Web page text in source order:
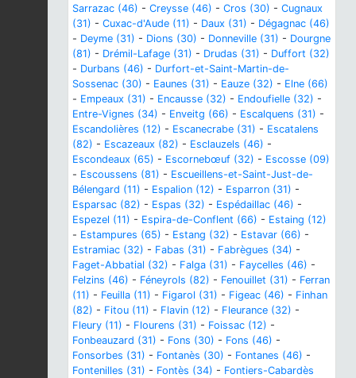
Sarrazac (46) - Creysse (46) - Cros (30) - Cugnaux
(31) - Cuxac-d'Aude (11) - Daux (31) - Dégagnac (46)
- Deyme (31) - Dions (30) - Donneville (31) - Dourgne
(81) - Drémil-Lafage (31) - Drudas (31) - Duffort (32)
- Durbans (46) - Durfort-et-Saint-Martin-de-
Sossenac (30) - Eaunes (31) - Eauze (32) - Elne (66)
- Empeaux (31) - Encausse (32) - Endoufielle (32) -
Entre-Vignes (34) - Enveitg (66) - Escalquens (31) -
Escandolières (12) - Escanecrabe (31) - Escatalens
(82) - Escazeaux (82) - Esclauzels (46) -
Escondeaux (65) - Escornebœuf (32) - Escosse (09)
- Escoussens (81) - Escueillens-et-Saint-Just-de-
Bélengard (11) - Espalion (12) - Esparron (31) -
Esparsac (82) - Espas (32) - Espédaillac (46) -
Espezel (11) - Espira-de-Conflent (66) - Estaing (12)
- Estampures (65) - Estang (32) - Estavar (66) -
Estramiac (32) - Fabas (31) - Fabrègues (34) -
Faget-Abbatial (32) - Falga (31) - Faycelles (46) -
Felzins (46) - Féneyrols (82) - Fenouillet (31) - Ferran
(11) - Feuilla (11) - Figarol (31) - Figeac (46) - Finhan
(82) - Fitou (11) - Flavin (12) - Fleurance (32) -
Fleury (11) - Flourens (31) - Foissac (12) -
Fonbeauzard (31) - Fons (30) - Fons (46) -
Fonsorbes (31) - Fontanès (30) - Fontanes (46) -
Fontenilles (31) - Fontès (34) - Fontiers-Cabardès